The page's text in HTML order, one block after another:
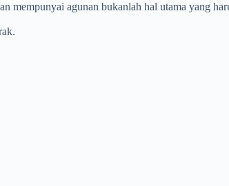
mempunyai agunan bukanlah hal utama yang